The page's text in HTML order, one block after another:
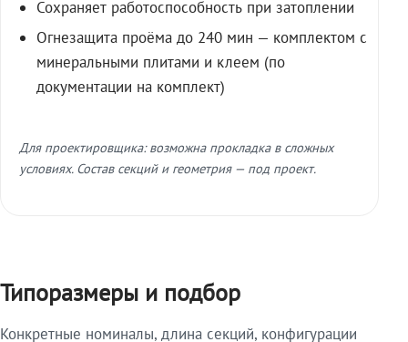
Сохраняет работоспособность при затоплении
Огнезащита проёма до 240 мин — комплектом с
минеральными плитами и клеем (по
документации на комплект)
Для проектировщика: возможна прокладка в сложных
условиях. Состав секций и геометрия — под проект.
Типоразмеры и подбор
Конкретные номиналы, длина секций, конфигурации